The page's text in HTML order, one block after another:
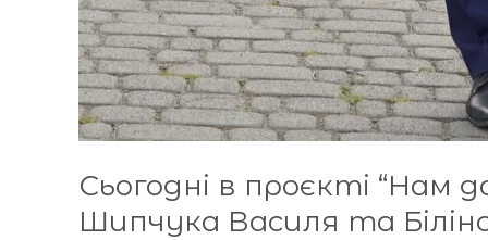
Сьогодні в проєкті “Нам
Шипчука Василя та